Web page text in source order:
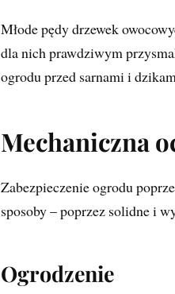
Młode pędy drzewek
dla nich prawdziwym
ogrodu przed sarnami i
Mechaniczna
Zabezpieczenie ogrodu
sposoby – poprzez solidne i
Ogrodzenie